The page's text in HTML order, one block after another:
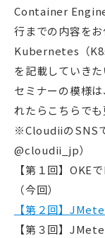
Container
行までの内容をお
Kubernetes（
を記載していきた
セミナーの模様
れたらこちらでも
※CloudiiのSNS
@cloudii_jp）
【第１回】OKE
（今回）
【第２回】
【第３回】